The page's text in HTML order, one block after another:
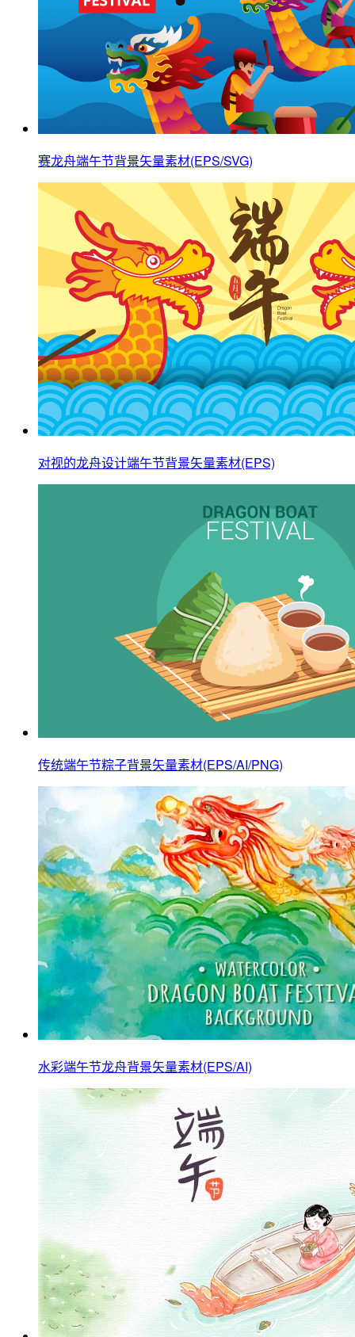
赛龙舟端午节背景矢量素材(EPS/SVG)
对视的龙舟设计端午节背景矢量素材(EPS)
传统端午节粽子背景矢量素材(EPS/AI/PNG)
水彩端午节龙舟背景矢量素材(EPS/AI)